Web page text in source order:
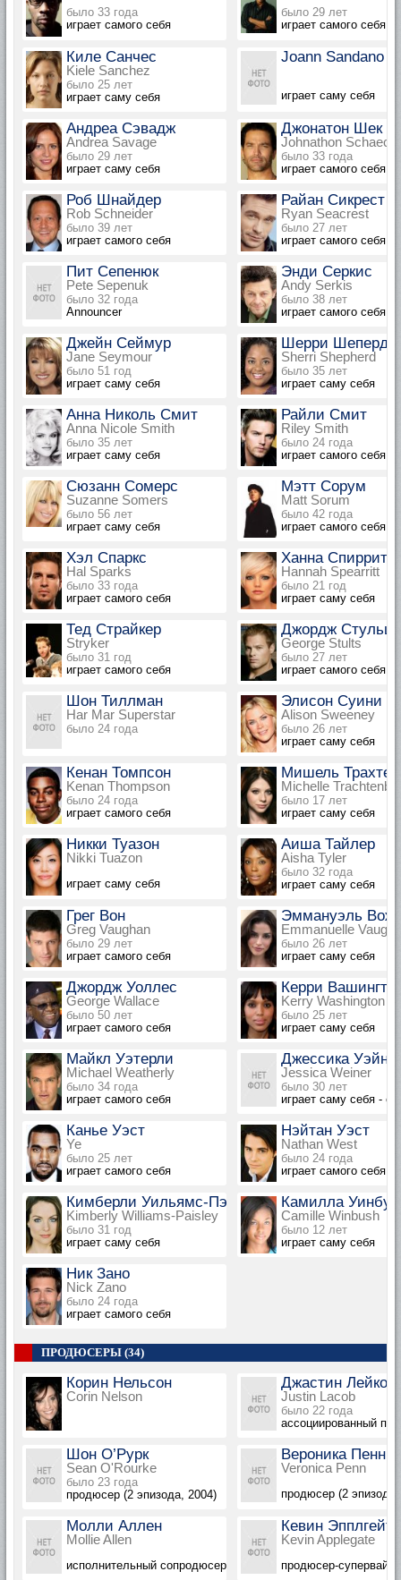
было 33 года
играет самого себя
было 29 лет
играет самого себя
Киле Санчес
Kiele Sanchez
было 25 лет
играет саму себя
Joann Sandano
играет саму себя
Андреа Сэвадж
Andrea Savage
было 29 лет
играет саму себя
Джонатон Шек
Johnathon Schaech
было 33 года
играет самого себя
Роб Шнайдер
Rob Schneider
было 39 лет
играет самого себя
Райан Сикрест
Ryan Seacrest
было 27 лет
играет самого себя
Пит Сепенюк
Pete Sepenuk
было 32 года
Announcer
Энди Серкис
Andy Serkis
было 38 лет
играет самого себя
Джейн Сеймур
Jane Seymour
было 51 год
играет саму себя
Шерри Шеперд
Sherri Shepherd
было 35 лет
играет саму себя
Анна Николь Смит
Anna Nicole Smith
было 35 лет
играет саму себя
Райли Смит
Riley Smith
было 24 года
играет самого себя
Сюзанн Сомерс
Suzanne Somers
было 56 лет
играет саму себя
Мэтт Сорум
Matt Sorum
было 42 года
играет самого себя
Хэл Спаркс
Hal Sparks
было 33 года
играет самого себя
Ханна Спирритт
Hannah Spearritt
было 21 год
играет саму себя
Тед Страйкер
Stryker
было 31 год
играет самого себя
Джордж Стульц
George Stults
было 27 лет
играет самого себя
Шон Тиллман
Har Mar Superstar
было 24 года
Элисон Суини
Alison Sweeney
было 26 лет
играет саму себя
Кенан Томпсон
Kenan Thompson
было 24 года
играет самого себя
Мишель
Michelle
было 17 лет
играет саму себя
Никки Туазон
Nikki Tuazon
играет саму себя
Аиша Тайлер
Aisha Tyler
было 32 года
играет саму себя
Грег Вон
Greg Vaughan
было 29 лет
играет самого себя
Эммануэль
Emmanuelle Vaugier
было 26 лет
играет саму себя
Джордж Уоллес
George Wallace
было 50 лет
играет самого себя
Керри
Kerry Washington
было 25 лет
играет саму себя
Майкл Уэтерли
Michael Weatherly
было 34 года
играет самого себя
Джессика
Jessica Weiner
было 30 лет
играет саму себя -
Канье Уэст
Ye
было 25 лет
играет самого себя
Нэйтан Уэст
Nathan West
было 24 года
играет самого себя
Кимберли Уильямс-Пэйсли
Kimberly Williams-Paisley
было 31 год
играет саму себя
Камилла
Camille Winbush
было 12 лет
играет саму себя
Ник Зано
Nick Zano
было 24 года
играет самого себя
ПРОДЮСЕРЫ (34)
Корин Нельсон
Corin Nelson
Джастин Лейкоб
Justin Lacob
было 22 года
ассоциированный
Шон О’Рурк
Sean O'Rourke
было 23 года
продюсер (2 эпизода, 2004)
Вероника Пенн
Veronica Penn
продюсер (2 эпизода,
Молли Аллен
Mollie Allen
исполнительный сопродюсер
Кевин Эпплгейт
Kevin Applegate
продюсер-